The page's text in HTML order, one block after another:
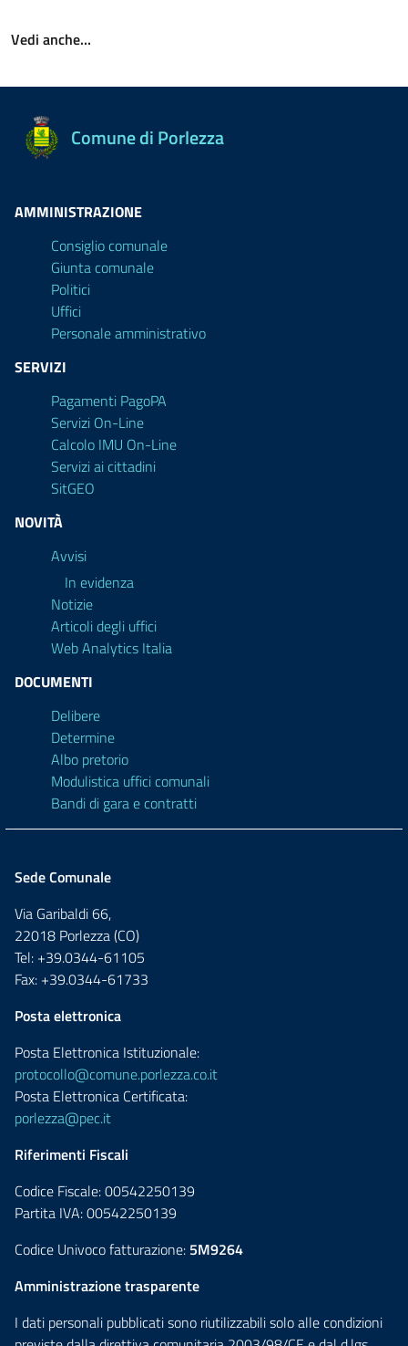
Vedi anche…
Comune di Porlezza
AMMINISTRAZIONE
Consiglio comunale
Giunta comunale
Politici
Uffici
Personale amministrativo
SERVIZI
Pagamenti PagoPA
Servizi On-Line
Calcolo IMU On-Line
Servizi ai cittadini
SitGEO
NOVITÀ
Avvisi
In evidenza
Notizie
Articoli degli uffici
Web Analytics Italia
DOCUMENTI
Delibere
Determine
Albo pretorio
Modulistica uffici comunali
Bandi di gara e contratti
Sede Comunale
Via Garibaldi 66,
22018 Porlezza (CO)
Tel: +39.0344-61105
Fax: +39.0344-61733
Posta elettronica
Posta Elettronica Istituzionale:
protocollo@comune.porlezza.co.it
Posta Elettronica Certificata:
porlezza@pec.it
Riferimenti Fiscali
Codice Fiscale: 00542250139
Partita IVA: 00542250139
Codice Univoco fatturazione: 5M9264
Amministrazione trasparente
I dati personali pubblicati sono riutilizzabili solo alle condizioni